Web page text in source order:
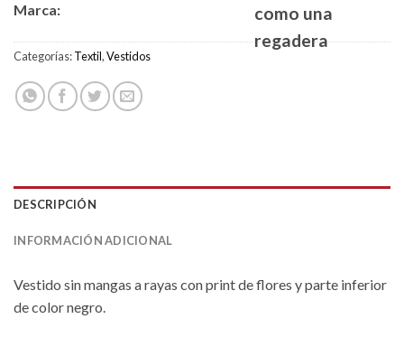
Marca:
como una
regadera
Categorías:Textil,Vestidos
DESCRIPCIÓN
INFORMACIÓN ADICIONAL
Vestido sin mangas a rayas con print de flores y parte inferior
de color negro.